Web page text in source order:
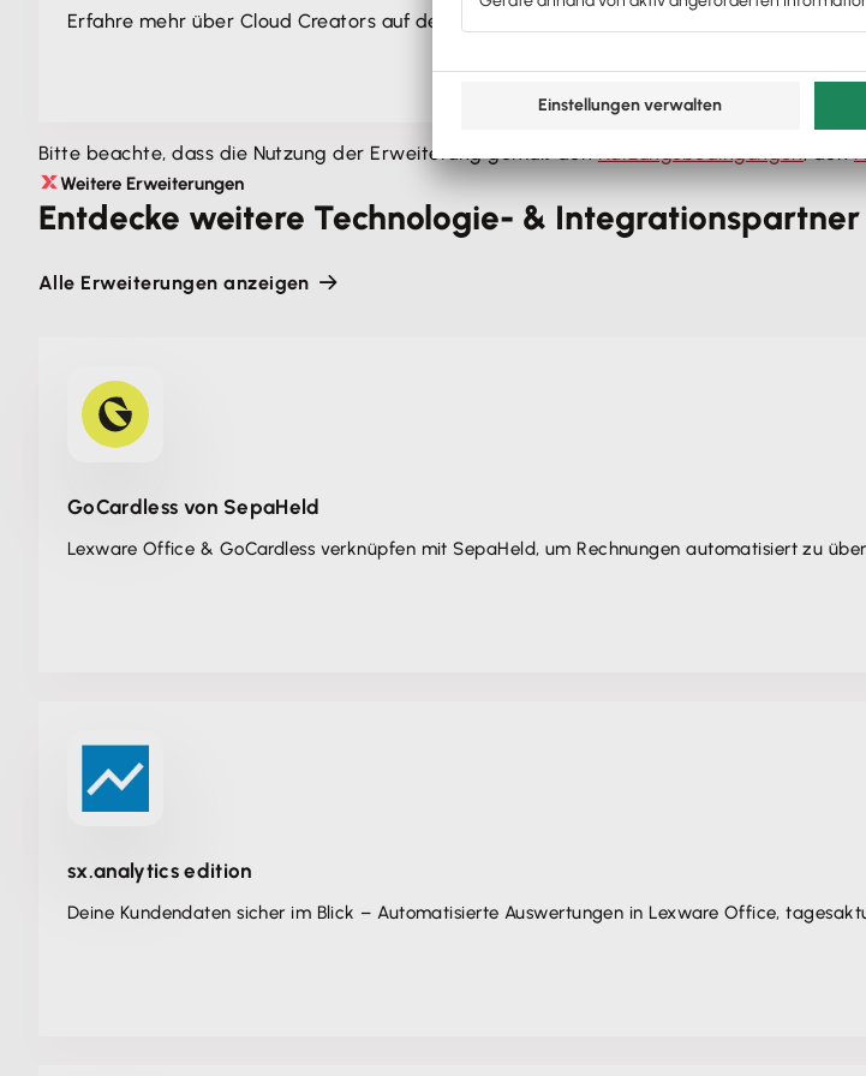
Erfahre mehr über Cloud Creators auf der offiziellen Website
Bitte beachte, dass die Nutzung der Erweiterung gemäß denNutzungsbedingungen, den
Weitere Erweiterungen
Entdecke weitere Technologie- & Integrationspartner
Alle Erweiterungen anzeigen
GoCardless von SepaHeld
Lexware Office & GoCardless verknüpfen mit SepaHeld, um Rechnungen automatisiert zu
sx.analytics edition
Deine Kundendaten sicher im Blick – Automatisierte Auswertungen in Lexware Office,